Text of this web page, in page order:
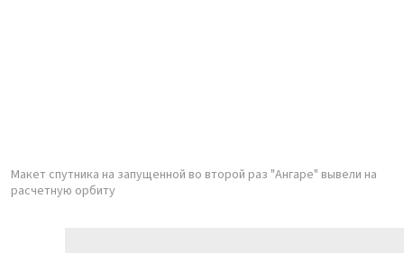
Макет спутника на запущенной во второй раз "Ангаре" вывели на
расчетную орбиту